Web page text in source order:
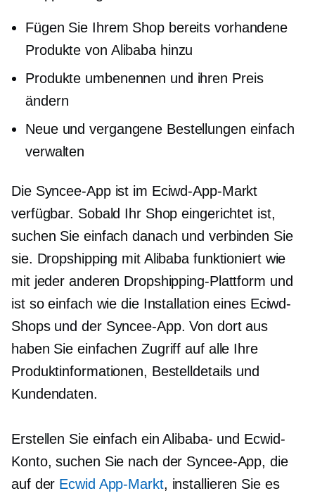
Fügen Sie Ihrem Shop bereits vorhandene
Produkte von Alibaba hinzu
Produkte umbenennen und ihren Preis
ändern
Neue und vergangene Bestellungen einfach
verwalten
Die Syncee-App ist im Eciwd-App-Markt
verfügbar. Sobald Ihr Shop eingerichtet ist,
suchen Sie einfach danach und verbinden Sie
sie. Dropshipping mit Alibaba funktioniert wie
mit jeder anderen Dropshipping-Plattform und
ist so einfach wie die Installation eines Eciwd-
Shops und der Syncee-App. Von dort aus
haben Sie einfachen Zugriff auf alle Ihre
Produktinformationen, Bestelldetails und
Kundendaten.
Erstellen Sie einfach ein Alibaba- und Ecwid-
Konto, suchen Sie nach der Syncee-App, die
auf der Ecwid App-Markt, installieren Sie es